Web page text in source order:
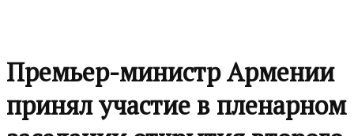
Премьер-министр Армении
принял участие в пленарном